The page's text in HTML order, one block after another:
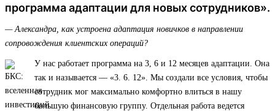
программа адаптации для новых сотрудников».
— Александра, как устроена адаптация новичков в направлении
сопровождения клиентских операций?
У нас работает программа на 3, 6 и 12 месяцев адаптации. Она
так и называется — «3. 6. 12». Мы создали все условия, чтобы
сотрудник мог максимально комфортно влиться в нашу
большую финансовую группу. Отдельная работа ведется